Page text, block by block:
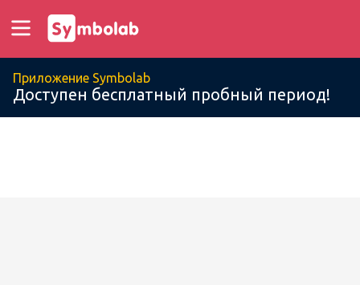
Приложение Symbolab
Доступен бесплатный пробный период!